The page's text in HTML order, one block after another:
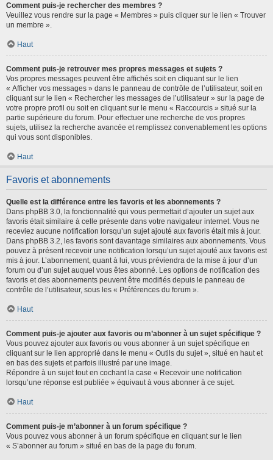
Comment puis-je rechercher des membres ?
Veuillez vous rendre sur la page « Membres » puis cliquer sur le lien « Trouver
un membre ».
Haut
Comment puis-je retrouver mes propres messages et sujets ?
Vos propres messages peuvent être affichés soit en cliquant sur le lien
« Afficher vos messages » dans le panneau de contrôle de l’utilisateur, soit en
cliquant sur le lien « Rechercher les messages de l’utilisateur » sur la page de
votre propre profil ou soit en cliquant sur le menu « Raccourcis » situé sur la
partie supérieure du forum. Pour effectuer une recherche de vos propres
sujets, utilisez la recherche avancée et remplissez convenablement les options
qui vous sont disponibles.
Haut
Favoris et abonnements
Quelle est la différence entre les favoris et les abonnements ?
Dans phpBB 3.0, la fonctionnalité qui vous permettait d’ajouter un sujet aux
favoris était similaire à celle présente dans votre navigateur internet. Vous ne
receviez aucune notification lorsqu’un sujet ajouté aux favoris était mis à jour.
Dans phpBB 3.2, les favoris sont davantage similaires aux abonnements. Vous
pouvez à présent recevoir une notification lorsqu’un sujet ajouté aux favoris est
mis à jour. L’abonnement, quant à lui, vous préviendra de la mise à jour d’un
forum ou d’un sujet auquel vous êtes abonné. Les options de notification des
favoris et des abonnements peuvent être modifiés depuis le panneau de
contrôle de l’utilisateur, sous les « Préférences du forum ».
Haut
Comment puis-je ajouter aux favoris ou m’abonner à un sujet spécifique ?
Vous pouvez ajouter aux favoris ou vous abonner à un sujet spécifique en
cliquant sur le lien approprié dans le menu « Outils du sujet », situé en haut et
en bas des sujets et parfois illustré par une image.
Répondre à un sujet tout en cochant la case « Recevoir une notification
lorsqu’une réponse est publiée » équivaut à vous abonner à ce sujet.
Haut
Comment puis-je m’abonner à un forum spécifique ?
Vous pouvez vous abonner à un forum spécifique en cliquant sur le lien
« S’abonner au forum » situé en bas de la page du forum.